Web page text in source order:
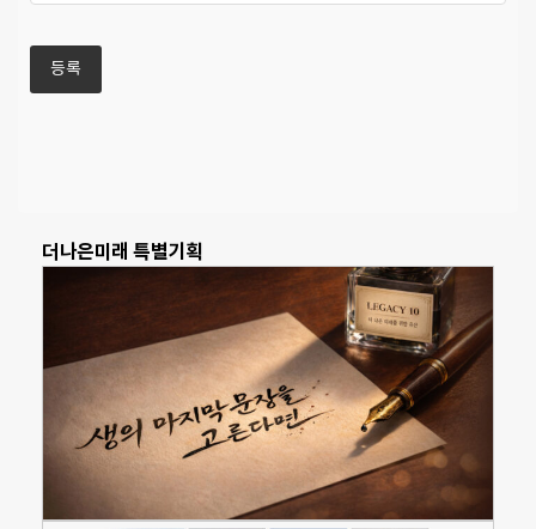
더나은미래 특별기획